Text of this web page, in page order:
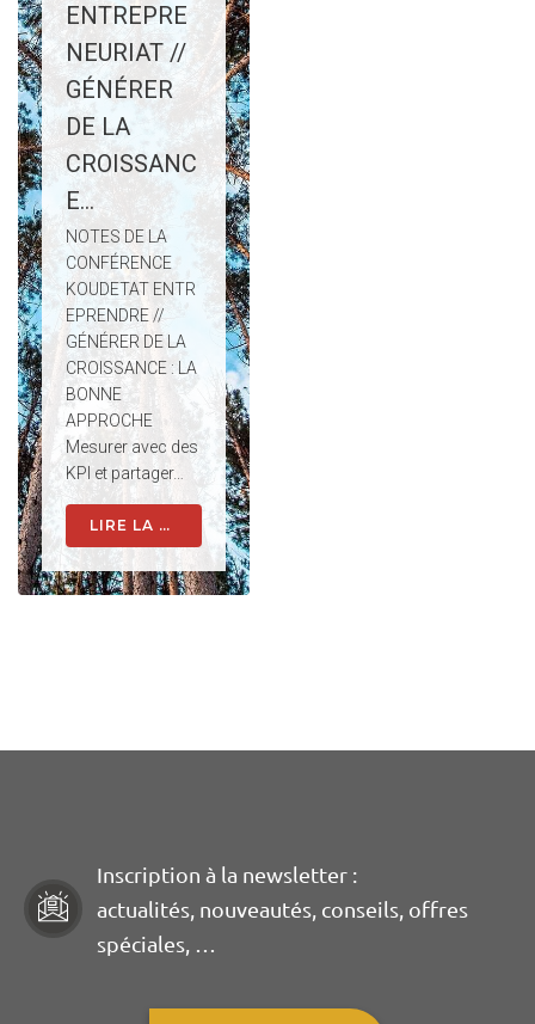
ENTREPRE
NEURIAT //
GÉNÉRER
DE LA
CROISSANC
E...
NOTES DE LA
CONFÉRENCE
KOUDETAT ENTR
EPRENDRE //
GÉNÉRER DE LA
CROISSANCE : LA
BONNE
APPROCHE
Mesurer avec des
KPI et partager…
LIRE LA SUITE
Inscription à la newsletter :
actualités, nouveautés, conseils, offres
spéciales, …